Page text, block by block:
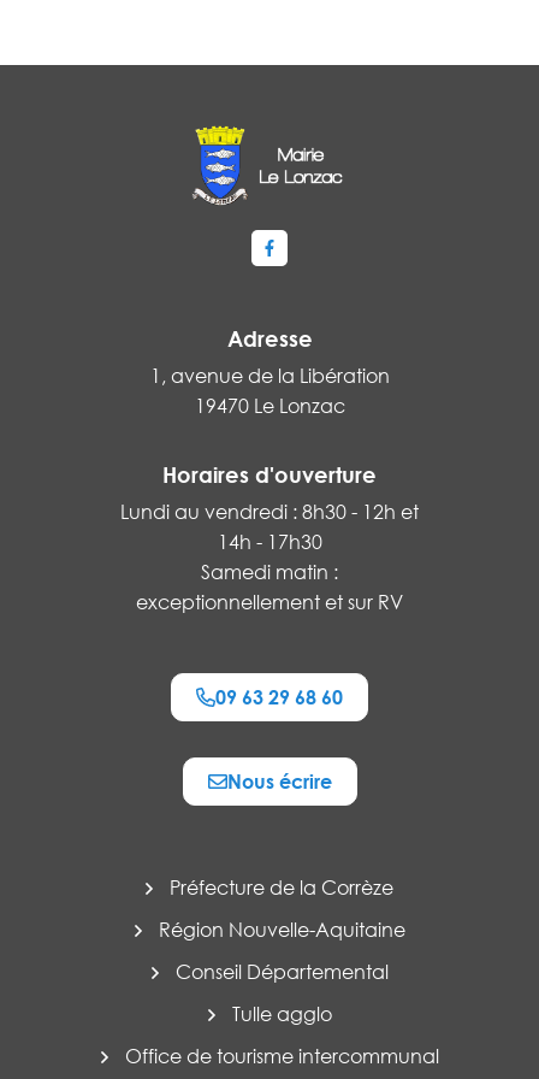
Lien vers le compte Facebook
Adresse
1, avenue de la Libération
19470 Le Lonzac
Horaires d'ouverture
Lundi au vendredi : 8h30 - 12h et
14h - 17h30
Samedi matin :
exceptionnellement et sur RV
09 63 29 68 60
Nous écrire
Préfecture de la Corrèze
Région Nouvelle-Aquitaine
Conseil Départemental
Tulle agglo
Office de tourisme intercommunal